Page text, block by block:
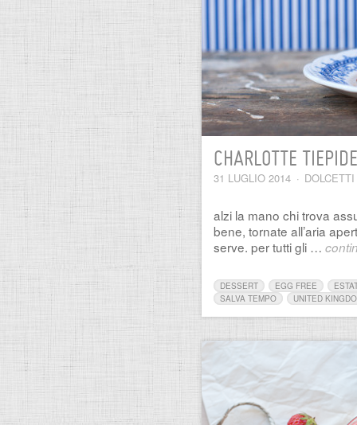
CHARLOTTE
31 LUGLIO 2014 · DOLCETTI
alzi la mano chi trova
bene, tornate all’aria
serve. per tutti gli …
DESSERT EGG FREE
SALVA TEMPO
UNITED